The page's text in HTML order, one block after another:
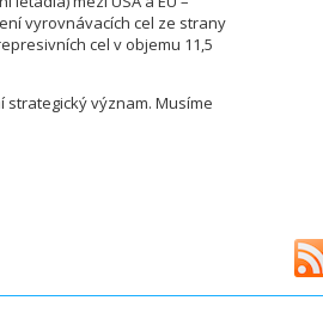
vyrovnávacích cel ze strany
cel v objemu 11,5
význam. Musíme